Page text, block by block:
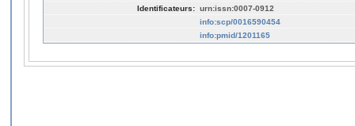
Identificateurs: urn:issn:0007-0912
info:scp/0016590454
info:pmid/1201165